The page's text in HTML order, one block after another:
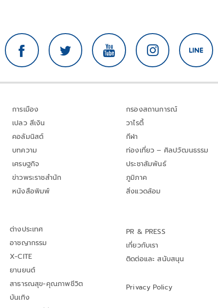
การเมือง
เปลว สีเงิน
คอลัมนิสต์
บทความ
เศรษฐกิจ
ข่าวพระราชสำนัก
หนังสือพิมพ์
กรองสถานการณ์
วาไรตี้
กีฬา
ท่องเที่ยว – ศิลปวัฒนธรรม
ประชาสัมพันธ์
ภูมิภาค
สิ่งแวดล้อม
ต่างประเทศ
อาชญากรรม
X-CITE
ยานยนต์
สาธารณสุข-คุณภาพชีวิต
บันเทิง
PR & PRESS
เกี่ยวกับเรา
ติดต่อและ สนับสนุน
Privacy Policy